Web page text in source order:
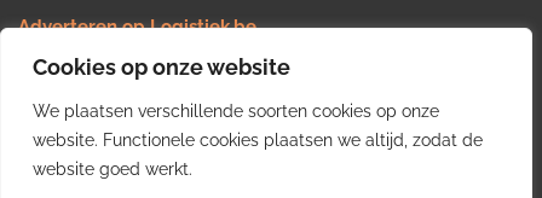
Cookies op onze website
We plaatsen verschillende soorten cookies op onze
website. Functionele cookies plaatsen we altijd, zodat de
website goed werkt.
Adverteren op Logistiek.be
Nieuws insturen
Uw video op Logistiek.TV
Job plaatsen
Gratis wekelijkse update